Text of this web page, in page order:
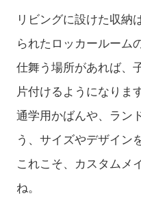
リビングに設けた収納
られたロッカールーム
仕舞う場所があれば、
片付けるようになります
通学用かばんや、ラン
う、サイズやデザイン
これこそ、カスタムメ
ね。